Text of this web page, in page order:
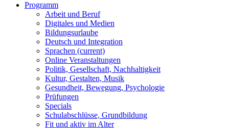
Programm
Arbeit und Beruf
Digitales und Medien
Bildungsurlaube
Deutsch und Integration
Sprachen (current)
Online Veranstaltungen
Politik, Gesellschaft, Nachhaltigkeit
Kultur, Gestalten, Musik
Gesundheit, Bewegung, Psychologie
Prüfungen
Specials
Schulabschlüsse, Grundbildung
Fit und aktiv im Alter